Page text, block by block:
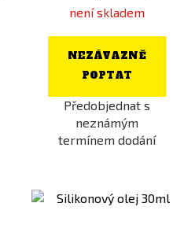
není skladem
NEZÁVAZNĚ
POPTAT
Předobjednat s
neznámým
termínem dodání